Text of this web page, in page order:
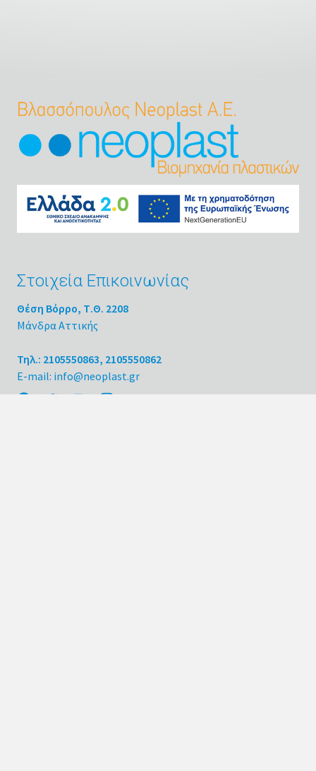
Στοιχεία Επικοινωνίας
Θέση Βόρρο, Τ.Θ. 2208
Μάνδρα Αττικής
Τηλ.: 2105550863, 2105550862
E-mail: info@neoplast.gr